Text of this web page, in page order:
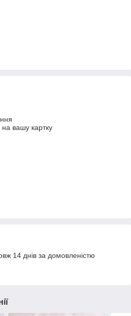
вашу картку
14 днів за домовленістю